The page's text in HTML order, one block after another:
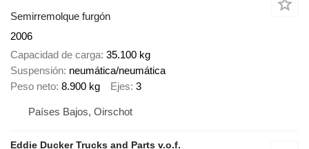
Semirremolque furgón
2006
Capacidad de carga 35.100 kg
Suspensión neumática/neumática
Peso neto 8.900 kg Ejes 3
Países Bajos, Oirschot
Eddie Ducker Trucks and Parts v.o.f.